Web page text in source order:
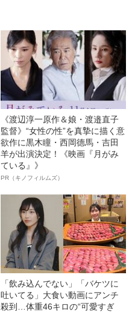
《渡辺淳一原作＆娘・渡邉直子
監督》“女性の性”を真摯に描く意
欲作に黒木瞳・西岡德馬・吉田
羊が出演決定！《映画『月がみ
ている』》
PR（キノフィルムズ）
「飲み込んでない」「バケツに
吐いてる」大食い動画にアンチ
殺到…体重46キロの“可愛すぎ